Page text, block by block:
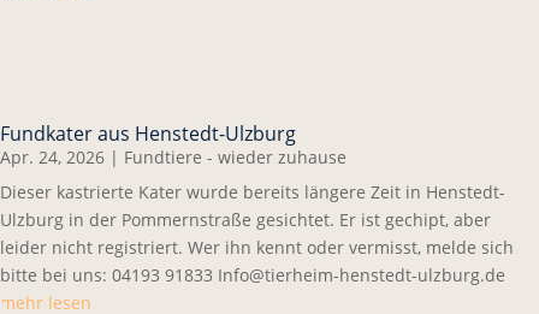
Fundkater aus Henstedt-Ulzburg
Apr. 24, 2026 | Fundtiere - wieder zuhause
Dieser kastrierte Kater wurde bereits längere Zeit in Henstedt-
Ulzburg in der Pommernstraße gesichtet. Er ist gechipt, aber
leider nicht registriert. Wer ihn kennt oder vermisst, melde sich
bitte bei uns: 04193 91833 Info@tierheim-henstedt-ulzburg.de
mehr lesen